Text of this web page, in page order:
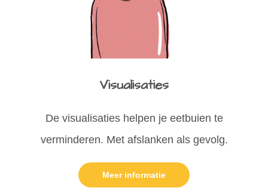
Visualisaties
De visualisaties helpen je eetbuien te
verminderen. Met afslanken als gevolg.
Meer informatie